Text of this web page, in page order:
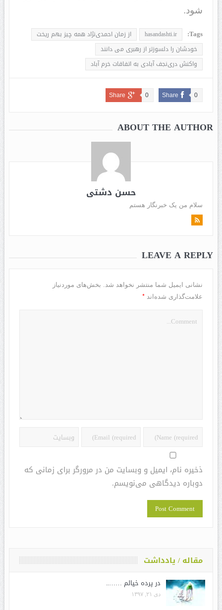
شود.
Tags:
hasandashti.ir
از زمان احمدی‌نژاد همه چیز بهم ریخت
خودشان را دلسوزتر از رهبری می دانند
واکنش دری‌نجف آبادی به اتفاقات خرم آباد
Share 0
Share 0
ABOUT THE AUTHOR
حسن دشتی
سلام من یک خبرنگار هستم
LEAVE A REPLY
نشانی ایمیل شما منتشر نخواهد شد. بخش‌های موردنیاز
علامت‌گذاری شده‌اند *
ذخیره نام، ایمیل و وبسایت من در مرورگر برای زمانی که
دوباره دیدگاهی می‌نویسم.
مقاله / یادداشت
در پرده خیالم ……..
دی ۲۱, ۱۳۹۷